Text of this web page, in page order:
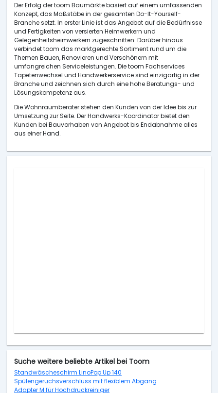
Der Erfolg der toom Baumärkte basiert auf einem umfassenden
Konzept, das Maßstäbe in der gesamten Do-It-Yourself-
Branche setzt. In erster Linie ist das Angebot auf die Bedürfnisse
und Fertigkeiten von versierten Heimwerkern und
Gelegenheitsheimwerkern zugeschnitten. Darüber hinaus
verbindet toom das marktgerechte Sortiment rund um die
Themen Bauen, Renovieren und Verschönern mit
umfangreichen Serviceleistungen. Die toom Fachservices
Tapetenwechsel und Handwerkerservice sind einzigartig in der
Branche und zeichnen sich durch eine hohe Beratungs- und
Lösungskompetenz aus.
Die Wohnraumberater stehen den Kunden von der Idee bis zur
Umsetzung zur Seite. Der Handwerks-Koordinator bietet den
Kunden bei Bauvorhaben von Angebot bis Endabnahme alles
aus einer Hand.
Suche weitere beliebte Artikel bei Toom
Standwäscheschirm LinoPop Up 140
Spülengeruchsverschluss mit flexiblem Abgang
Adapter M für Hochdruckreiniger